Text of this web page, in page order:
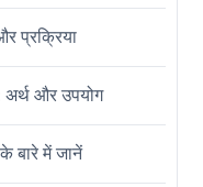
प्रक्रिया
अर्थ और उपयोग
बारे में जानें